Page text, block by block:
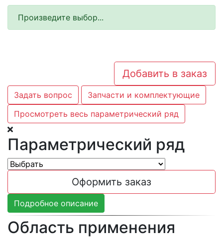
Произведите выбор...
Добавить в заказ
Задать вопрос
Запчасти и комплектующие
Просмотреть весь параметрический ряд
Параметрический ряд
Оформить заказ
Подробное описание
Область применения